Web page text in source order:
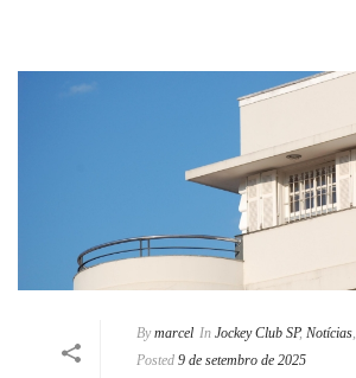
By marcel In Jockey Club SP, Notícias,
Posted 9 de setembro de 2025